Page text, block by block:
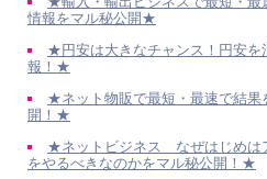
情報をマル秘公開★
★円安は大きなチャンス！円安を
報！★
★ネット物販で最短・最速で結果
開！★
★ネットビジネス なぜはじめは
をやるべきなのかをマル秘公開！★